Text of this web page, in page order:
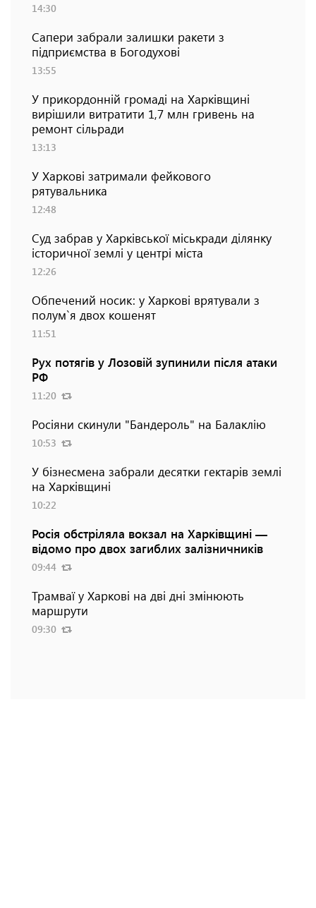
14:30
Сапери забрали залишки ракети з
підприємства в Богодухові
13:55
У прикордонній громаді на Харківщині
вирішили витратити 1,7 млн гривень на
ремонт сільради
13:13
У Харкові затримали фейкового
рятувальника
12:48
Суд забрав у Харківської міськради ділянку
історичної землі у центрі міста
12:26
Обпечений носик: у Харкові врятували з
полум`я двох кошенят
11:51
Рух потягів у Лозовій зупинили після атаки
РФ
11:20
Росіяни скинули "Бандероль" на Балаклію
10:53
У бізнесмена забрали десятки гектарів землі
на Харківщині
10:22
Росія обстріляла вокзал на Харківщині —
відомо про двох загиблих залізничників
09:44
Трамваї у Харкові на дві дні змінюють
маршрути
09:30